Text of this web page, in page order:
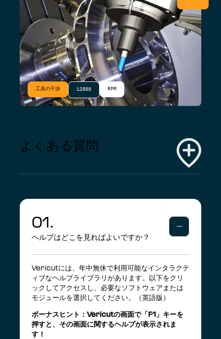
工具の干渉 12000 RPM
よくある質問
01.
ヘルプはどこを見ればよいですか？
Vericutには、年中無休で利用可能なインタラクテ
ィブなヘルプライブラリがあります。以下をクリ
ックしてアクセスし、必要なソフトウェアまたは
モジュールを選択してください。（英語版）
ボーナスヒント：Vericutの画面で「F1」キーを
押すと、その画面に関するヘルプが表示されま
す！